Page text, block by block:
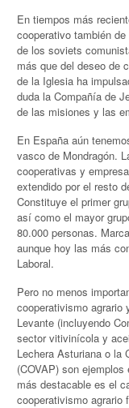
En tiempos más
cooperativo también
de los soviets
más que del deseo de
de la Iglesia ha
duda la Compañía de
de las misiones y las
En España aún
vasco de Mondragón.
cooperativas y
extendido por el resto
Constituye el primer
así como el mayor
80.000 personas.
aunque hoy las más
Laboral.
Pero no menos
cooperativismo agrario
Levante (incluyendo
sector vitivinícola y
Lechera Asturiana o la
(COVAP) son
más destacable es el
cooperativismo agrario